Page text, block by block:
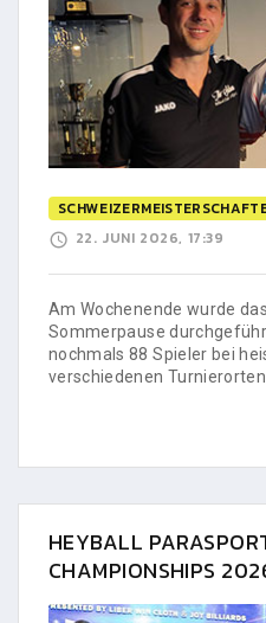
22. JUNI 2026, 17:39
Am Wochenende wurde
Sommerpause
nochmals 88 Spieler bei
verschiedenen
HEYBALL
CHAMPIONSHIPS